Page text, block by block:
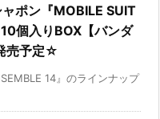
ャポン『MOBILE SUIT
個入りBOX【バンダ
売予定☆
14』のラインナップ